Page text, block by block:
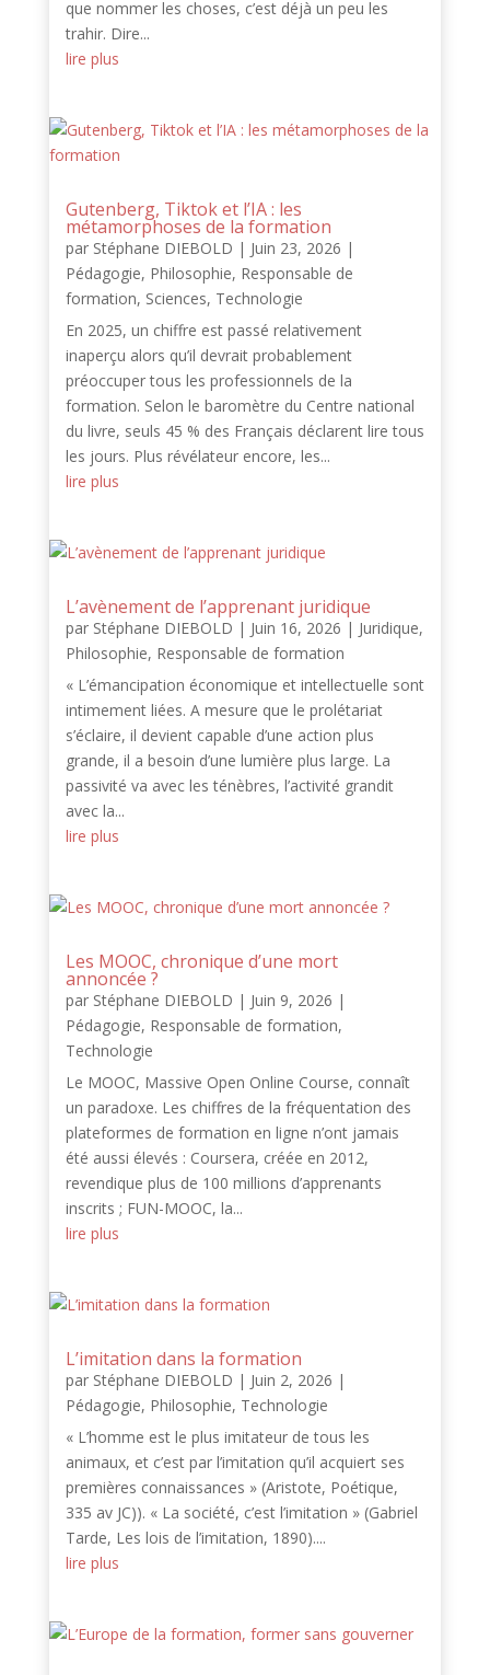
que nommer les choses, c’est déjà un peu les
trahir. Dire...
lire plus
Gutenberg, Tiktok et l’IA : les
métamorphoses de la formation
par Stéphane DIEBOLD | Juin 23, 2026 |
Pédagogie, Philosophie, Responsable de
formation, Sciences, Technologie
En 2025, un chiffre est passé relativement
inaperçu alors qu’il devrait probablement
préoccuper tous les professionnels de la
formation. Selon le baromètre du Centre national
du livre, seuls 45 % des Français déclarent lire tous
les jours. Plus révélateur encore, les...
lire plus
L’avènement de l’apprenant juridique
par Stéphane DIEBOLD | Juin 16, 2026 | Juridique,
Philosophie, Responsable de formation
« L’émancipation économique et intellectuelle sont
intimement liées. A mesure que le prolétariat
s’éclaire, il devient capable d’une action plus
grande, il a besoin d’une lumière plus large. La
passivité va avec les ténèbres, l’activité grandit
avec la...
lire plus
Les MOOC, chronique d’une mort
annoncée ?
par Stéphane DIEBOLD | Juin 9, 2026 |
Pédagogie, Responsable de formation,
Technologie
Le MOOC, Massive Open Online Course, connaît
un paradoxe. Les chiffres de la fréquentation des
plateformes de formation en ligne n’ont jamais
été aussi élevés : Coursera, créée en 2012,
revendique plus de 100 millions d’apprenants
inscrits ; FUN-MOOC, la...
lire plus
L’imitation dans la formation
par Stéphane DIEBOLD | Juin 2, 2026 |
Pédagogie, Philosophie, Technologie
« L’homme est le plus imitateur de tous les
animaux, et c’est par l’imitation qu’il acquiert ses
premières connaissances » (Aristote, Poétique,
335 av JC)). « La société, c’est l’imitation » (Gabriel
Tarde, Les lois de l’imitation, 1890)....
lire plus